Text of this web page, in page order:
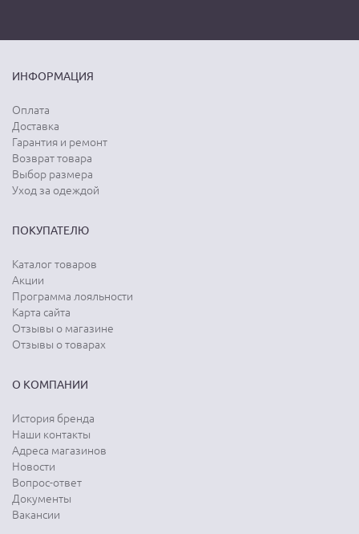
ИНФОРМАЦИЯ
Оплата
Доставка
Гарантия и ремонт
Возврат товара
Выбор размера
Уход за одеждой
ПОКУПАТЕЛЮ
Каталог товаров
Акции
Программа лояльности
Карта сайта
Отзывы о магазине
Отзывы о товарах
О КОМПАНИИ
История бренда
Наши контакты
Адреса магазинов
Новости
Вопрос-ответ
Документы
Вакансии